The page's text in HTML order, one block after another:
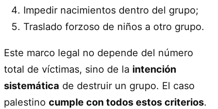
Impedir nacimientos dentro del grupo;
Traslado forzoso de niños a otro grupo.
Este marco legal no depende del número
total de víctimas, sino de la intención
sistemática de destruir un grupo. El caso
palestino cumple con todos estos criterios.